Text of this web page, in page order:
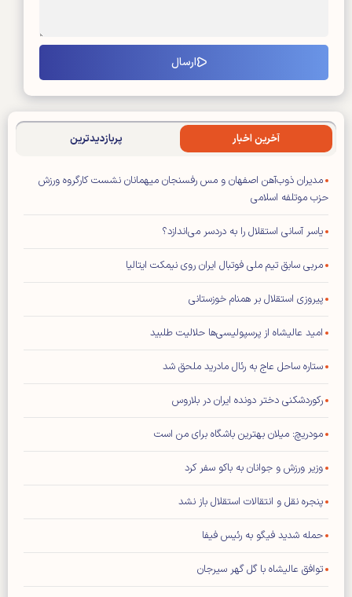
آخرین اخبار پربازدیدترین
مدیران ذوب‌آهن اصفهان و مس رفسنجان میهمانان نشست کارگروه ورزش
حزب موتلفه اسلامی
یاسر آسانی استقلال را به دردسر می‌اندازد؟
مربی سابق تیم ملی فوتبال ایران روی نیمکت ایتالیا
پیروزی استقلال بر همنام خوزستانی
امید عالیشاه از پرسپولیسی‌ها حلالیت طلبید
ستاره ساحل عاج به رئال مادرید ملحق شد
رکوردشکنی دختر دونده ایران در بلاروس
مودریچ: میلان بهترین باشگاه برای من است
وزیر ورزش و جوانان به باکو سفر کرد
پنجره نقل و انتقالات استقلال باز نشد
حمله شدید فیگو به رئیس فیفا
توافق عالیشاه با گل گهر سیرجان